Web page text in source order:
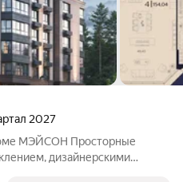
2027
МЭЙСОН Просторные
дизайнерскими